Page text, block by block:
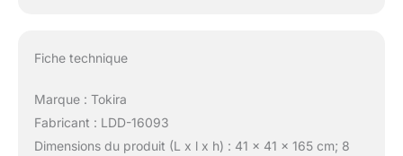
Fiche technique
Marque : Tokira
Fabricant : LDD-16093
Dimensions du produit (L x l x h) : 41 x 41 x 165 cm; 8